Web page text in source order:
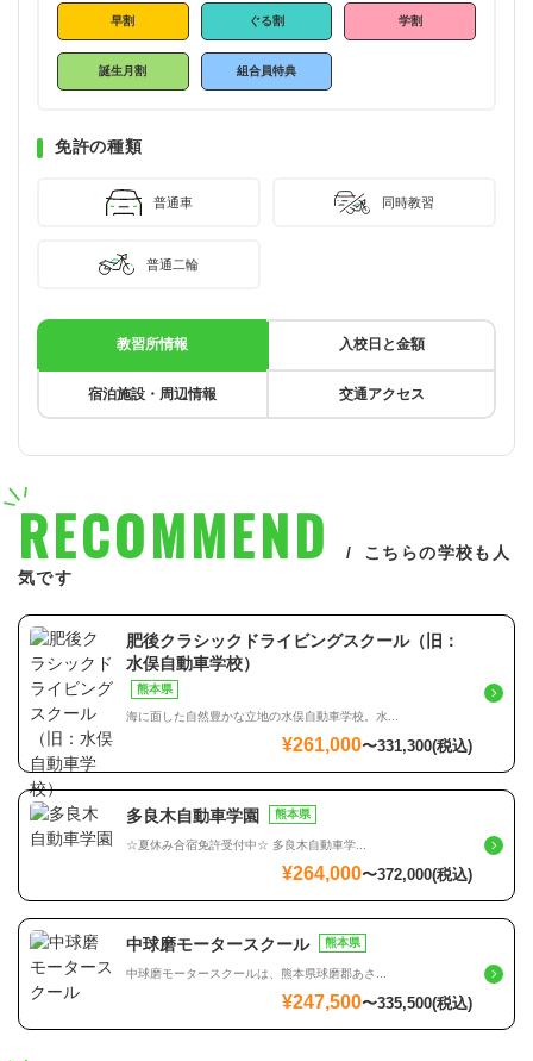
早割 ぐる割 学割
誕生月割 組合員特典
免許の種類
普通車 同時教習
普通二輪
教習所情報 入校日と金額
宿泊施設・周辺情報 交通アクセス
RECOMMEND
こちらの学校も人
気です
熊本県
肥後クラシックドライビングスクール（旧：
水俣自動車学校）
海に面した自然豊かな立地の水俣自動車学校。水...
¥261,000〜331,300(税込)
熊本県
多良木自動車学園
☆夏休み合宿免許受付中☆ 多良木自動車学...
¥264,000〜372,000(税込)
熊本県
中球磨モータースクール
中球磨モータースクールは、熊本県球磨郡あさ...
¥247,500〜335,500(税込)